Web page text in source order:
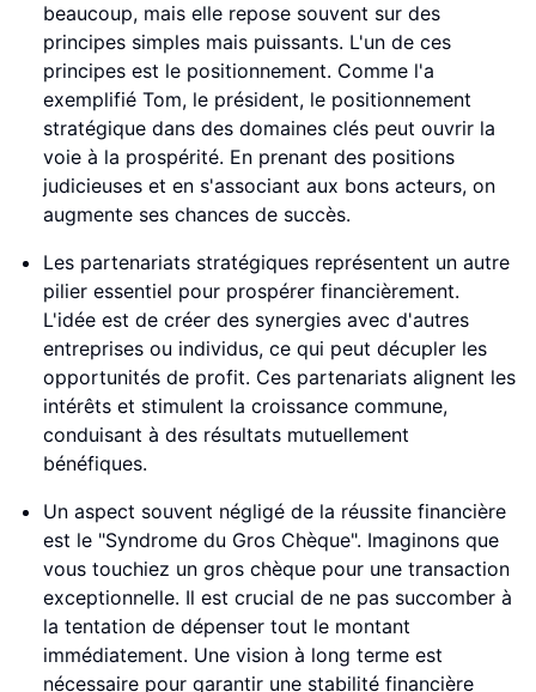
beaucoup, mais elle repose souvent sur des
principes simples mais puissants. L'un de ces
principes est le positionnement. Comme l'a
exemplifié Tom, le président, le positionnement
stratégique dans des domaines clés peut ouvrir la
voie à la prospérité. En prenant des positions
judicieuses et en s'associant aux bons acteurs, on
augmente ses chances de succès.
Les partenariats stratégiques représentent un autre
pilier essentiel pour prospérer financièrement.
L'idée est de créer des synergies avec d'autres
entreprises ou individus, ce qui peut décupler les
opportunités de profit. Ces partenariats alignent les
intérêts et stimulent la croissance commune,
conduisant à des résultats mutuellement
bénéfiques.
Un aspect souvent négligé de la réussite financière
est le "Syndrome du Gros Chèque". Imaginons que
vous touchiez un gros chèque pour une transaction
exceptionnelle. Il est crucial de ne pas succomber à
la tentation de dépenser tout le montant
immédiatement. Une vision à long terme est
nécessaire pour garantir une stabilité financière